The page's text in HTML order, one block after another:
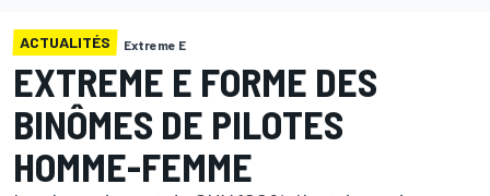
ACTUALITÉS Extreme E
EXTREME E FORME DES
BINÔMES DE PILOTES
HOMME-FEMME